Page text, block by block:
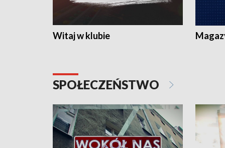
Witaj w klubie
SPOŁECZEŃSTWO